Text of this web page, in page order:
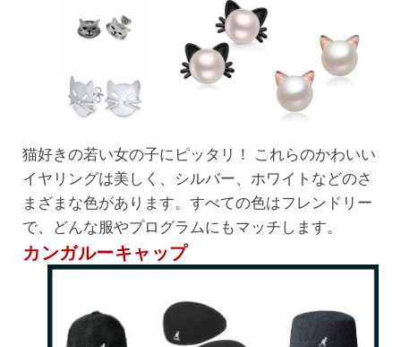
猫好きの若い女の子にピッタリ！ これらのかわいい
イヤリングは美しく、シルバー、ホワイトなどのさ
まざまな色があります。すべての色はフレンドリー
で、どんな服やプログラムにもマッチします。
カンガルーキャップ